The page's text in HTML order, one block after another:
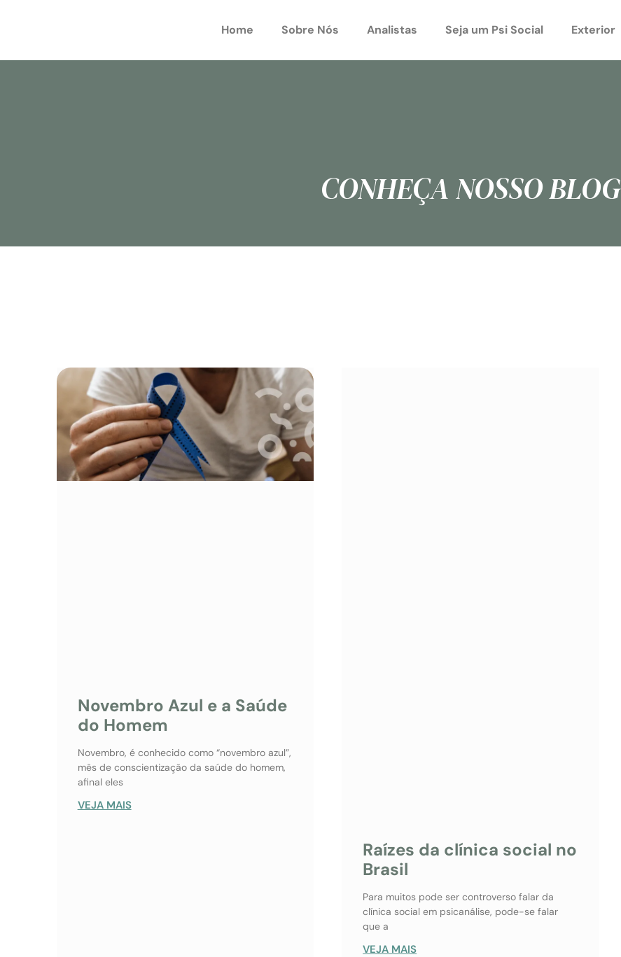
Home Sobre Nós Analistas Seja um Psi Social Exterior
CONHEÇA NOSSO BLOG
Novembro Azul e a Saúde
do Homem
Novembro, é conhecido como “novembro azul”,
mês de conscientização da saúde do homem,
afinal eles
VEJA MAIS
Raízes da clínica social no
Brasil
Para muitos pode ser controverso falar da
clínica social em psicanálise, pode-se falar
que a
VEJA MAIS